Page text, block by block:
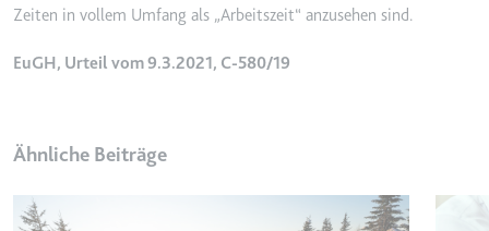
Wird
Zeiten in vollem Umfang als „Arbeitszeit“ anzusehen sind.
EuGH, Urteil vom 9.3.2021, C-580/19
Ähnliche Beiträge